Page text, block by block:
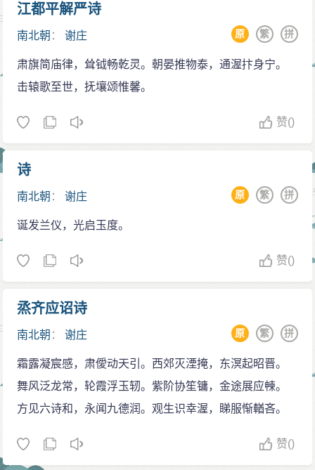
江都平解严诗
南北朝 ：谢庄 拼
繁
原
肃旗简庙律，耸钺畅乾灵。朝晏推物泰，通渥抃身宁。
击辕歌至世，抚壤颂惟馨。
赞()
诗
南北朝 ：谢庄 拼
繁
原
诞发兰仪，光启玉度。
赞()
烝齐应诏诗
南北朝 ：谢庄 拼
繁
原
霜露凝宸感，肃僾动天引。西郊灭湮掩，东溟起昭晋。
舞风泛龙常，轮霞浮玉轫。紫阶协笙镛，金途展应朄。
方见六诗和，永闻九德润。观生识幸渥，睇服惭輶吝。
赞()